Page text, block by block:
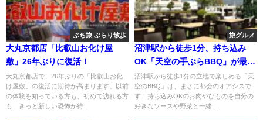
ぷち旅 ぶらり散歩
大丸京都店「比叡山お化け屋
敷」26年ぶりに復活！
大丸京都店で、26年ぶりの「比叡山お化
け屋敷」の復活に期待が高まります。以前
の体験を知っている方も、初めて訪れる方
も、きっと新しい恐怖が待...
旅グルメ
沼津駅から徒歩1分、持ち込み
OK「天空の手ぶらBBQ」が最
高！
沼津駅から徒歩1分の立地で楽しめる「天
空のBBQ」は、まさに都会のオアシスで
す！持ち込みOKのお肉やひものを自分の
好きなソースや野菜と一緒...